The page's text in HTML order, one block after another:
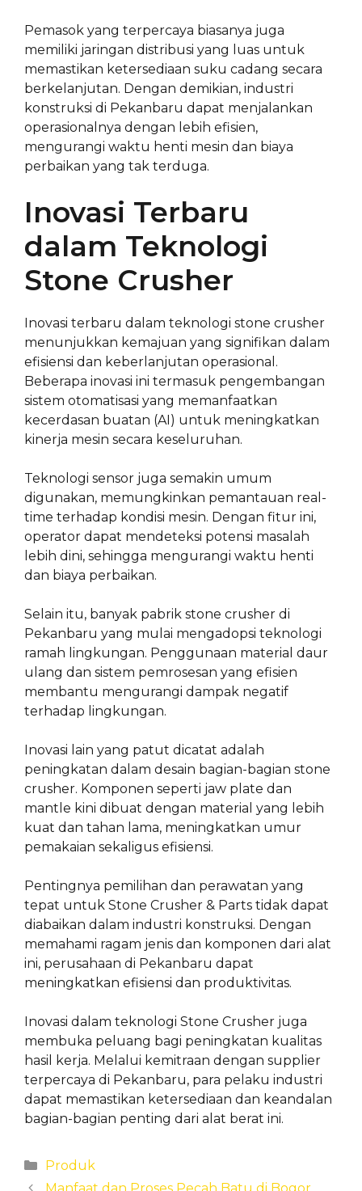
Pemasok yang terpercaya biasanya juga
memiliki jaringan distribusi yang luas untuk
memastikan ketersediaan suku cadang secara
berkelanjutan. Dengan demikian, industri
konstruksi di Pekanbaru dapat menjalankan
operasionalnya dengan lebih efisien,
mengurangi waktu henti mesin dan biaya
perbaikan yang tak terduga.
Inovasi Terbaru
dalam Teknologi
Stone Crusher
Inovasi terbaru dalam teknologi stone crusher
menunjukkan kemajuan yang signifikan dalam
efisiensi dan keberlanjutan operasional.
Beberapa inovasi ini termasuk pengembangan
sistem otomatisasi yang memanfaatkan
kecerdasan buatan (AI) untuk meningkatkan
kinerja mesin secara keseluruhan.
Teknologi sensor juga semakin umum
digunakan, memungkinkan pemantauan real-
time terhadap kondisi mesin. Dengan fitur ini,
operator dapat mendeteksi potensi masalah
lebih dini, sehingga mengurangi waktu henti
dan biaya perbaikan.
Selain itu, banyak pabrik stone crusher di
Pekanbaru yang mulai mengadopsi teknologi
ramah lingkungan. Penggunaan material daur
ulang dan sistem pemrosesan yang efisien
membantu mengurangi dampak negatif
terhadap lingkungan.
Inovasi lain yang patut dicatat adalah
peningkatan dalam desain bagian-bagian stone
crusher. Komponen seperti jaw plate dan
mantle kini dibuat dengan material yang lebih
kuat dan tahan lama, meningkatkan umur
pemakaian sekaligus efisiensi.
Pentingnya pemilihan dan perawatan yang
tepat untuk Stone Crusher & Parts tidak dapat
diabaikan dalam industri konstruksi. Dengan
memahami ragam jenis dan komponen dari alat
ini, perusahaan di Pekanbaru dapat
meningkatkan efisiensi dan produktivitas.
Inovasi dalam teknologi Stone Crusher juga
membuka peluang bagi peningkatan kualitas
hasil kerja. Melalui kemitraan dengan supplier
terpercaya di Pekanbaru, para pelaku industri
dapat memastikan ketersediaan dan keandalan
bagian-bagian penting dari alat berat ini.
Categories
Produk